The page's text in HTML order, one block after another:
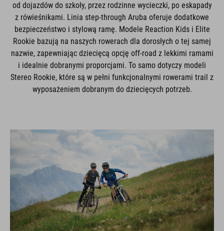
od dojazdów do szkoły, przez rodzinne wycieczki, po eskapady
z rówieśnikami. Linia step-through Aruba oferuje dodatkowe
bezpieczeństwo i stylową ramę. Modele Reaction Kids i Elite
Rookie bazują na naszych rowerach dla dorosłych o tej samej
nazwie, zapewniając dziecięcą opcję off-road z lekkimi ramami
i idealnie dobranymi proporcjami. To samo dotyczy modeli
Stereo Rookie, które są w pełni funkcjonalnymi rowerami trail z
wyposażeniem dobranym do dziecięcych potrzeb.